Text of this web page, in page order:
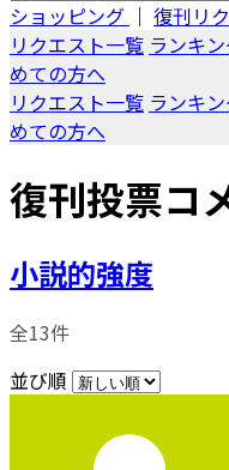
ショッピング ｜ 復刊リ
リクエスト一覧 ランキ
めての方へ
リクエスト一覧 ランキ
めての方へ
復刊投票コ
小説的強度
全13件
並び順